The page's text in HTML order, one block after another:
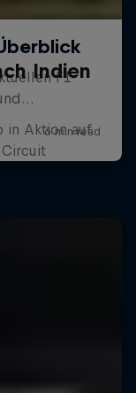
Indien
in Aktion auf